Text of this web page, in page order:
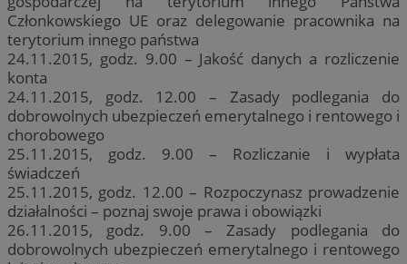
Członkowskiego UE oraz delegowanie pracownika na
terytorium innego państwa
24.11.2015, godz. 9.00 – Jakość danych a rozliczenie
konta
24.11.2015, godz. 12.00 – Zasady podlegania do
dobrowolnych ubezpieczeń emerytalnego i rentowego i
chorobowego
25.11.2015, godz. 9.00 – Rozliczanie i wypłata
świadczeń
25.11.2015, godz. 12.00 – Rozpoczynasz prowadzenie
działalności – poznaj swoje prawa i obowiązki
26.11.2015, godz. 9.00 – Zasady podlegania do
dobrowolnych ubezpieczeń emerytalnego i rentowego